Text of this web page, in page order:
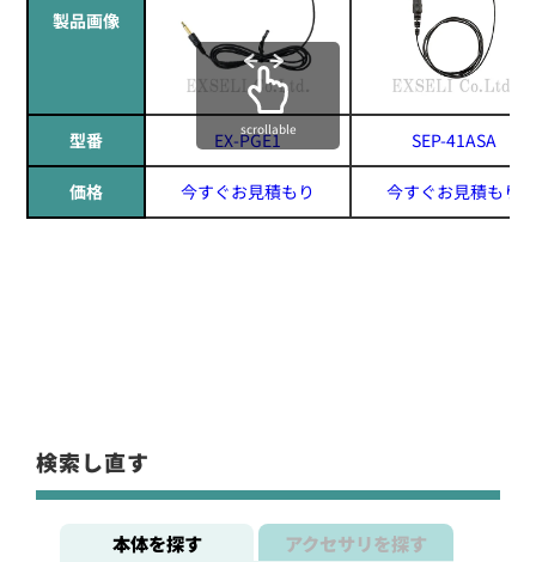
製品画像
型番 EX-PGE1 SEP-41ASA
価格 今すぐお見積もり 今すぐお見積もり
scrollable
検索し直す
本体を探す アクセサリを探す